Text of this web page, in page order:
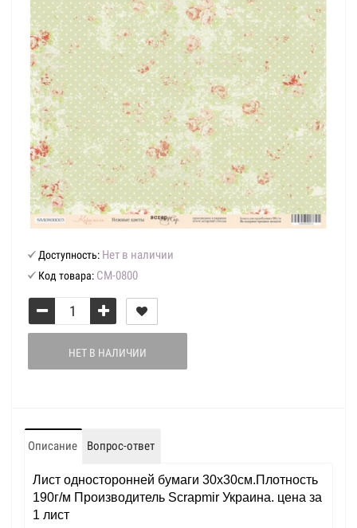
Доступность: Нет в наличии
Код товара: СМ-0800
НЕТ В НАЛИЧИИ
Описание Вопрос-ответ
Лист односторонней бумаги 30x30см.Плотность
190г/м Производитель Scrapmir Украина. цена за
1 лист